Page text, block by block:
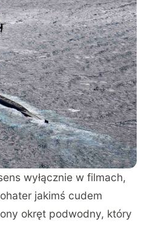
wyłącznie w filmach,
jakimś cudem
okręt podwodny, który